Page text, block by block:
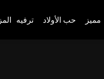
مميز حب الأولاد ترفيه